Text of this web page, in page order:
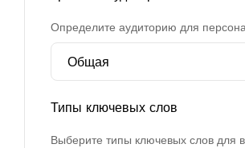
Определите аудиторию для
Типы ключевых слов
Выберите типы ключевых слов для